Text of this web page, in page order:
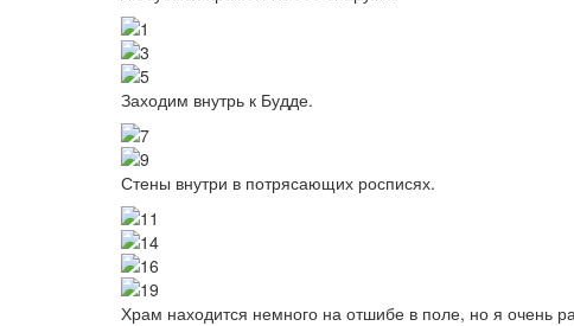
Image
Image
Image
Заходим внутрь к Будде.
Image
Image
Стены внутри в потрясающих росписях.
Image
Image
Image
Image
Храм находится немного на отшибе в поле, но я очень